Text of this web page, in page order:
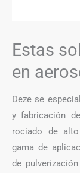
Estas
en
Deze se
y fabricación
rociado de
gama de
de